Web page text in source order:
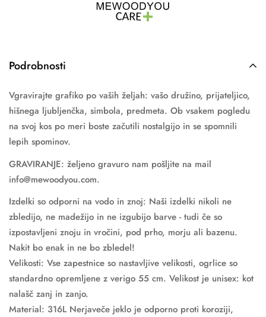
Podrobnosti
Vgravirajte grafiko po vaših željah: vašo družino, prijateljico,
hišnega ljubljenčka, simbola, predmeta. Ob vsakem pogledu
na svoj kos po meri boste začutili nostalgijo in se spomnili
lepih spominov.
GRAVIRANJE: željeno gravuro nam pošljite na mail
info@mewoodyou.com.
Izdelki so odporni na vodo in znoj: Naši izdelki nikoli ne
zbledijo, ne madežijo in ne izgubijo barve - tudi če so
izpostavljeni znoju in vročini, pod prho, morju ali bazenu.
Nakit bo enak in ne bo zbledel!
Velikosti: Vse zapestnice so nastavljive velikosti, ogrlice so
standardno opremljene z verigo 55 cm. Velikost je unisex: kot
nalašč zanj in zanjo.
Material: 316L Nerjaveče jeklo je odporno proti koroziji,